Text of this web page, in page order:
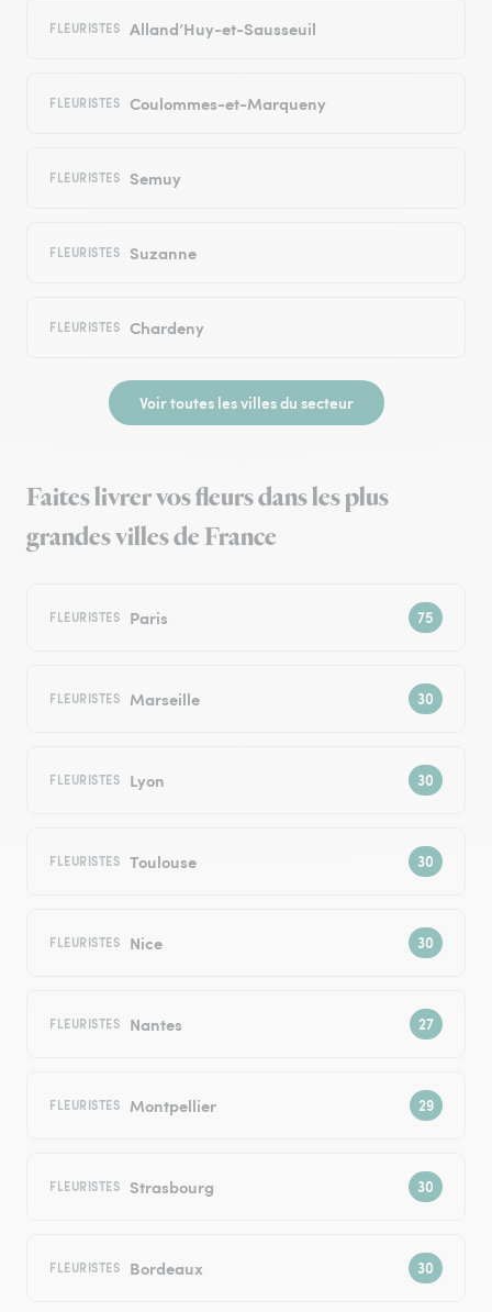
FLEURISTES Alland’Huy-et-Sausseuil
FLEURISTES Coulommes-et-Marqueny
FLEURISTES Semuy
FLEURISTES Suzanne
FLEURISTES Chardeny
Voir toutes les villes du secteur
Faites livrer vos fleurs dans les plus
grandes villes de France
FLEURISTES Paris
FLEURISTES Marseille
FLEURISTES Lyon
FLEURISTES Toulouse
FLEURISTES Nice
FLEURISTES Nantes
FLEURISTES Montpellier
FLEURISTES Strasbourg
FLEURISTES Bordeaux